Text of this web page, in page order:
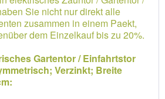
Sie nicht nur direkt alle
zusammen in einem Paekt,
dem Einzelkauf bis zu 20%.
Gartentor / Einfahrtstor
Verzinkt; Breite